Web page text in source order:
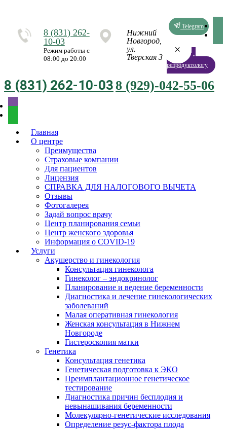
8 (831) 262-
10-03
Режим работы с
08:00 до 20:00
Нижний
Новгород,
ул.
Тверская 3
Telegram
Запись к
репродуктологу
8 (831) 262-10-038 (929)-042-55-06
Главная
О центре
Преимущества
Страховые компании
Для пациентов
Лицензия
СПРАВКА ДЛЯ НАЛОГОВОГО ВЫЧЕТА
Отзывы
Фотогалерея
Задай вопрос врачу
Центр планирования семьи
Центр женского здоровья
Информация о COVID-19
Услуги
Акушерство и гинекология
Консультация гинеколога
Гинеколог – эндокринолог
Планирование и ведение беременности
Диагностика и лечение гинекологических
заболеваний
Малая оперативная гинекология
Женская консультация в Нижнем
Новгороде
Гистероскопия матки
Генетика
Консультация генетика
Генетическая подготовка к ЭКО
Преимплантационное генетическое
тестирование
Диагностика причин бесплодия и
невынашивания беременности
Молекулярно-генетические исследования
Определение резус-фактора плода
×
×
×
×
×
×
×
×